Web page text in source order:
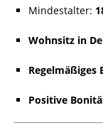
Mindestalter:
Wohnsitz in
Regelmäßiges
Positive